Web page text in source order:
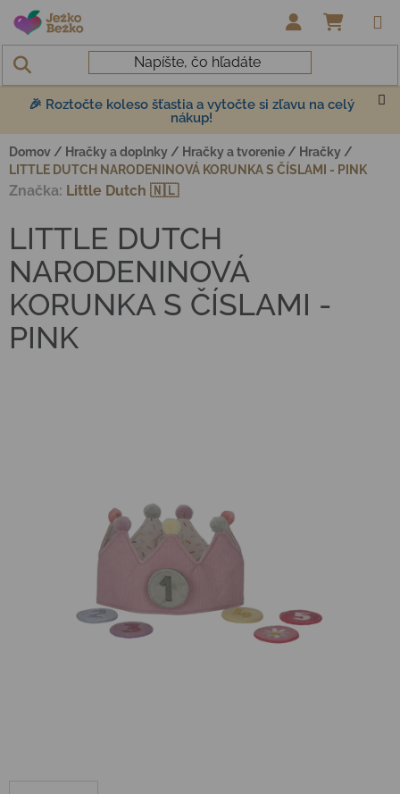
Prejsť na obsah
🎉 Roztočte koleso šťastia a vytočte si zľavu na celý
nákup!
Domov / Hračky a doplnky / Hračky a tvorenie / Hračky /
LITTLE DUTCH NARODENINOVÁ KORUNKA S ČÍSLAMI - PINK
LITTLE DUTCH
NARODENINOVÁ
KORUNKA S ČÍSLAMI -
PINK
Značka: Little Dutch 🇳🇱